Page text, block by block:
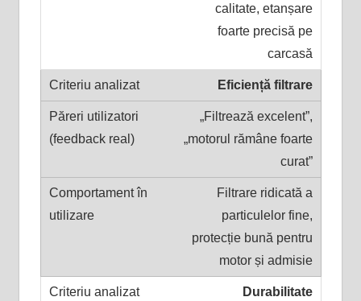
calitate, etanșare
foarte precisă pe
carcasă
Eficiență filtrare
„Filtrează excelent”,
„motorul rămâne foarte
curat”
Filtrare ridicată a
particulelor fine,
protecție bună pentru
motor și admisie
Durabilitate